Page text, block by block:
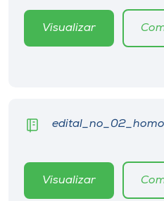
Editora
Rádio
Unoesc
Visualizar
Visualizar